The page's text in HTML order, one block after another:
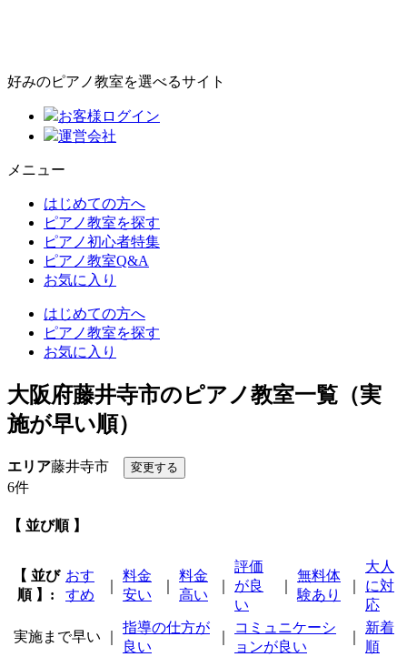
好みのピアノ教室を選べるサイト
お客様ログイン
運営会社
メニュー
はじめての方へ
ピアノ教室を探す
ピアノ初心者特集
ピアノ教室Q&A
お気に入り
はじめての方へ
ピアノ教室を探す
お気に入り
大阪府藤井寺市のピアノ教室一覧（実
施が早い順）
エリア藤井寺市
6件
【 並び順 】
【 並び
順 】:
おす
すめ
料金
安い
料金
高い
評価
が良
い
無料体
験あり
大人
に対
応
実施まで早い
指導の仕方が
良い
コミュニケーシ
ョンが良い
新着
順